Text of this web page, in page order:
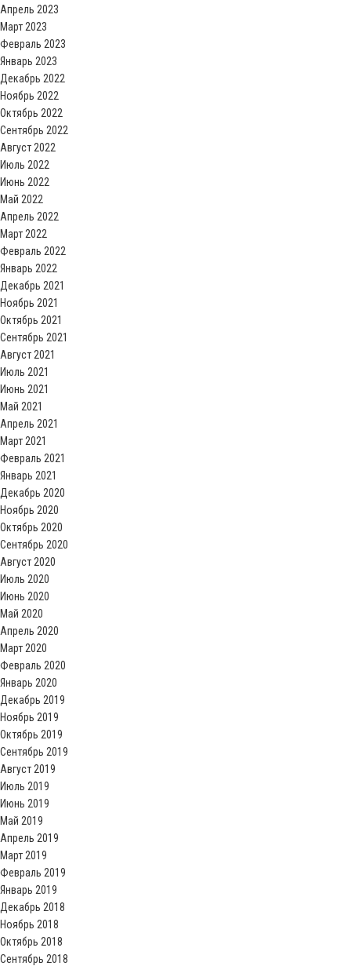
Апрель 2023
Март 2023
Февраль 2023
Январь 2023
Декабрь 2022
Ноябрь 2022
Октябрь 2022
Сентябрь 2022
Август 2022
Июль 2022
Июнь 2022
Май 2022
Апрель 2022
Март 2022
Февраль 2022
Январь 2022
Декабрь 2021
Ноябрь 2021
Октябрь 2021
Сентябрь 2021
Август 2021
Июль 2021
Июнь 2021
Май 2021
Апрель 2021
Март 2021
Февраль 2021
Январь 2021
Декабрь 2020
Ноябрь 2020
Октябрь 2020
Сентябрь 2020
Август 2020
Июль 2020
Июнь 2020
Май 2020
Апрель 2020
Март 2020
Февраль 2020
Январь 2020
Декабрь 2019
Ноябрь 2019
Октябрь 2019
Сентябрь 2019
Август 2019
Июль 2019
Июнь 2019
Май 2019
Апрель 2019
Март 2019
Февраль 2019
Январь 2019
Декабрь 2018
Ноябрь 2018
Октябрь 2018
Сентябрь 2018